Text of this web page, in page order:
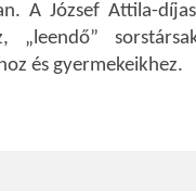
A József Attila-
„leendő”
és gyermekeikhez.